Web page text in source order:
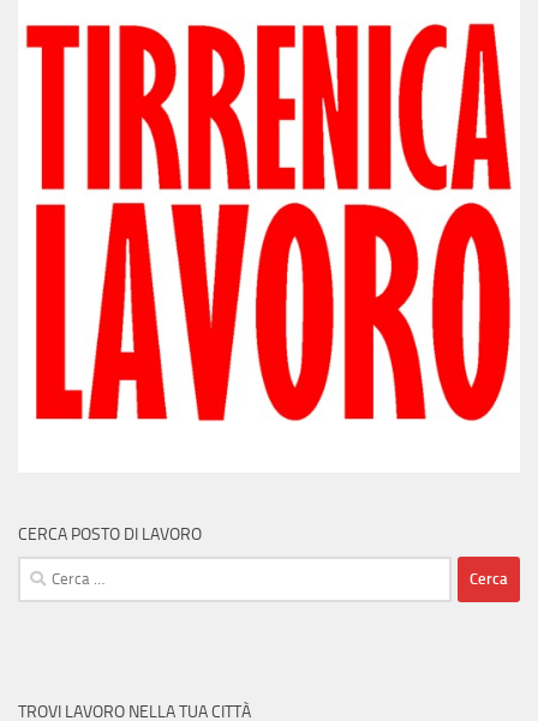
CERCA POSTO DI LAVORO
Ricerca
per:
TROVI LAVORO NELLA TUA CITTÀ